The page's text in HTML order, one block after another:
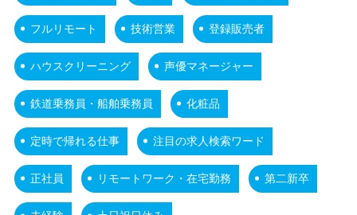
フルリモート 技術営業 登録販売者
ハウスクリーニング 声優マネージャー
鉄道乗務員・船舶乗務員 化粧品
定時で帰れる仕事 注目の求人検索ワード
正社員 リモートワーク・在宅勤務 第二新卒